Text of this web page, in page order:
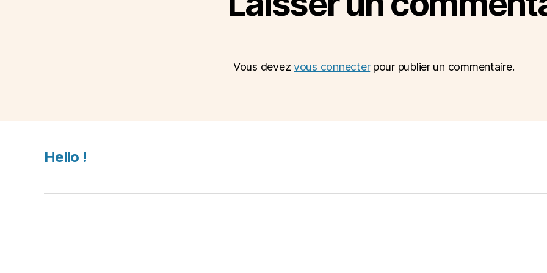
Vous devezvous connecterpour publier un commentaire.
Hello !